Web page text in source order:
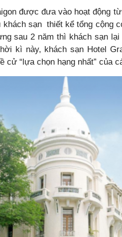
được đưa vào hoạt động
khách sạn thiết kể tổng cộng
sau 2 năm thì khách sạn
kì này, khách sạn Hotel
“lựa chọn hạng nhất” của